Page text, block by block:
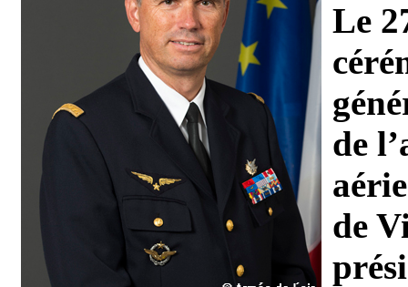
Le
de
de